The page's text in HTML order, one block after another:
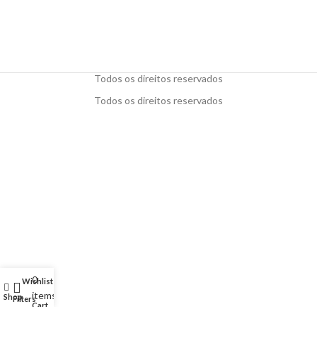
Todos os direitos reservados
Todos os direitos reservados
ShopFilters
Wishlist
0
items
Cart